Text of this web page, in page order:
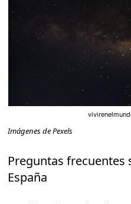
Imágenes de Pexels
Preguntas
España